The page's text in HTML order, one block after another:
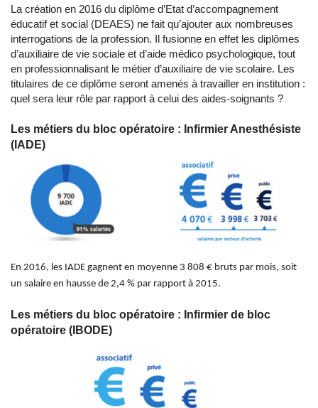
La création en 2016 du diplôme d’Etat d’accompagnement
éducatif et social (DEAES) ne fait qu’ajouter aux nombreuses
interrogations de la profession. Il fusionne en effet les diplômes
d’auxiliaire de vie sociale et d’aide médico psychologique, tout
en professionnalisant le métier d’auxiliaire de vie scolaire. Les
titulaires de ce diplôme seront amenés à travailler en institution :
quel sera leur rôle par rapport à celui des aides-soignants ?
Les métiers du bloc opératoire : Infirmier Anesthésiste
(IADE)
En 2016, les IADE gagnent en moyenne 3 808 € bruts par mois, soit
un salaire en hausse de 2,4 % par rapport à 2015.
Les métiers du bloc opératoire : Infirmier de bloc
opératoire (IBODE)